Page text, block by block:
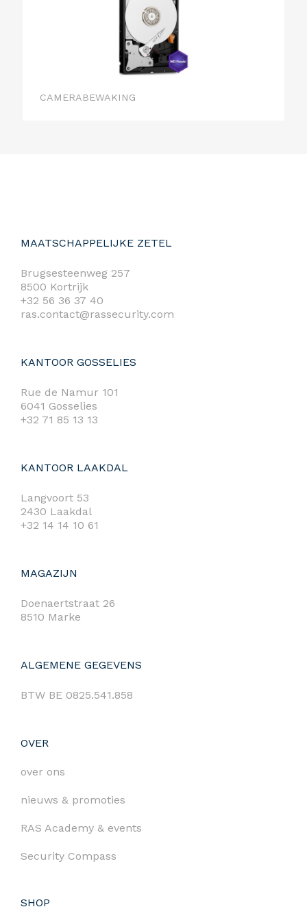
CAMERABEWAKING
MAATSCHAPPELIJKE ZETEL
Brugsesteenweg 257
8500 Kortrijk
+32 56 36 37 40
ras.contact@rassecurity.com
KANTOOR GOSSELIES
Rue de Namur 101
6041 Gosselies
+32 71 85 13 13
KANTOOR LAAKDAL
Langvoort 53
2430 Laakdal
+32 14 14 10 61
MAGAZIJN
Doenaertstraat 26
8510 Marke
ALGEMENE GEGEVENS
BTW BE 0825.541.858
OVER
over ons
nieuws & promoties
RAS Academy & events
Security Compass
SHOP